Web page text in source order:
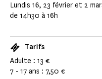
Lundis 16, 23 février et 2
de 14h30 à 16h
Tarifs
Adulte : 13 €
7 - 17 ans : 7,50 €